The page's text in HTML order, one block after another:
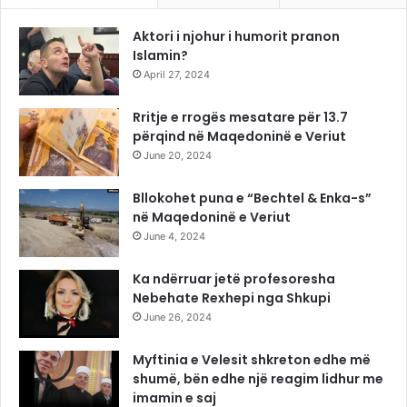
Aktori i njohur i humorit pranon
Islamin?
April 27, 2024
Rritje e rrogës mesatare për 13.7
përqind në Maqedoninë e Veriut
June 20, 2024
Bllokohet puna e “Bechtel & Enka-s”
në Maqedoninë e Veriut
June 4, 2024
Ka ndërruar jetë profesoresha
Nebehate Rexhepi nga Shkupi
June 26, 2024
Myftinia e Velesit shkreton edhe më
shumë, bën edhe një reagim lidhur me
imamin e saj